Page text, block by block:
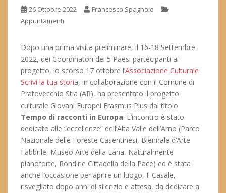
26 Ottobre 2022
Francesco Spagnolo
Appuntamenti
Dopo una prima visita preliminare, il 16-18 Settembre
2022, dei Coordinatori dei 5 Paesi partecipanti al
progetto, lo scorso 17 ottobre l’Associazione Culturale
Scrivi la tua storia, in collaborazione con il Comune di
Pratovecchio Stia (AR), ha presentato il progetto
culturale Giovani Europei Erasmus Plus dal titolo
Tempo di racconti in Europa. L’incontro è stato
dedicato alle “eccellenze” dell’Alta Valle dell’Arno (Parco
Nazionale delle Foreste Casentinesi, Biennale d’Arte
Fabbrile, Museo Arte della Lana, Naturalmente
pianoforte, Rondine Cittadella della Pace) ed è stata
anche l’occasione per aprire un luogo, Il Casale,
risvegliato dopo anni di silenzio e attesa, da dedicare a